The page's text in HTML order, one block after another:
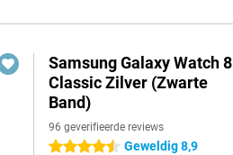
Samsung Galaxy Watch 8
Classic Zilver (Zwarte
Band)
96 geverifieerde reviews
4.5 sterren Geweldig 8,9